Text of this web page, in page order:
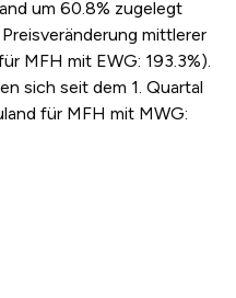
um 60.8% zugelegt
mittlerer
MFH mit EWG: 193.3%).
sich seit dem 1. Quartal
für MFH mit MWG: